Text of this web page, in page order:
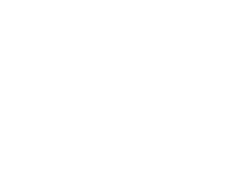
lub przesuwania.